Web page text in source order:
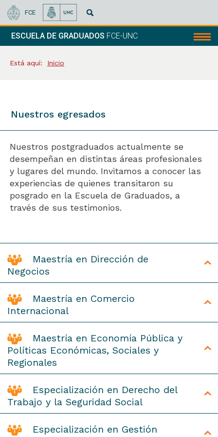
FCE
ESCUELA DE GRADUADOS FCE-UNC
Está aquí: Inicio
Nuestros egresados
Maestría en Dirección de
Negocios
MBA Paola Rolando
Gerente de Recursos Humanos en Coca Cola
Maestría en Comercio
Internacional
Diego García
Maestría en Economía Pública y
Políticas Económicas, Sociales y
Regionales
Especialización en Derecho del
Trabajo y la Seguridad Social
Especialización en Gestión
Nuestros postgraduados actualmente se
desempeñan en distintas áreas profesionales
y lugares del mundo. Invitamos a conocer las
experiencias de quienes transitaron su
posgrado en la Escuela de Graduados, a
través de sus testimonios.